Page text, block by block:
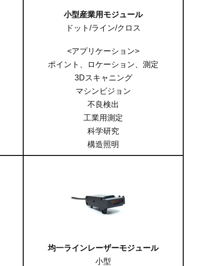
小型産業用モジュール
ドット/ライン/クロス
<アプリケーション>
ポイント、ロケーション、測定
3Dスキャニング
マシンビジョン
不良検出
工業用測定
科学研究
構造照明
均一ラインレーザーモジュール
小型